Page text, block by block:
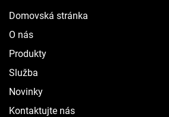
Domovská stránka
O nás
Produkty
Služba
Novinky
Kontaktujte nás